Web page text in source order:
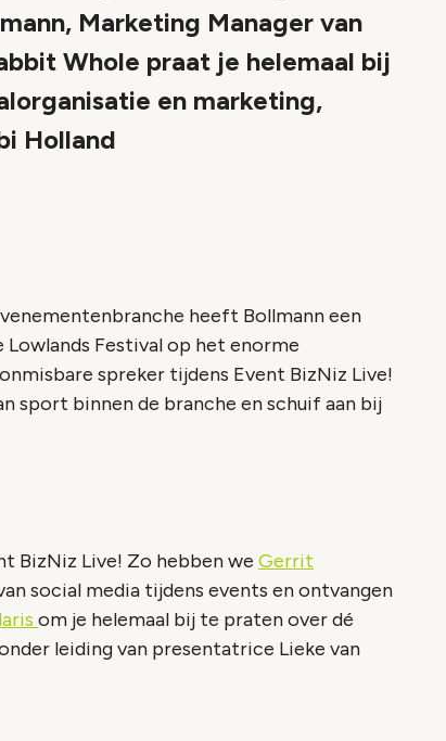
Marketing Manager van
Whole praat je helemaal bij
en marketing,
Holland
heeft Bollmann een
Festival op het enorme
spreker tijdens Event BizNiz Live!
sport binnen de branche en schuif aan bij
BizNiz Live! Zo hebben we Gerrit
social media tijdens events en ontvangen
om je helemaal bij te praten over dé
leiding van presentatrice Lieke van